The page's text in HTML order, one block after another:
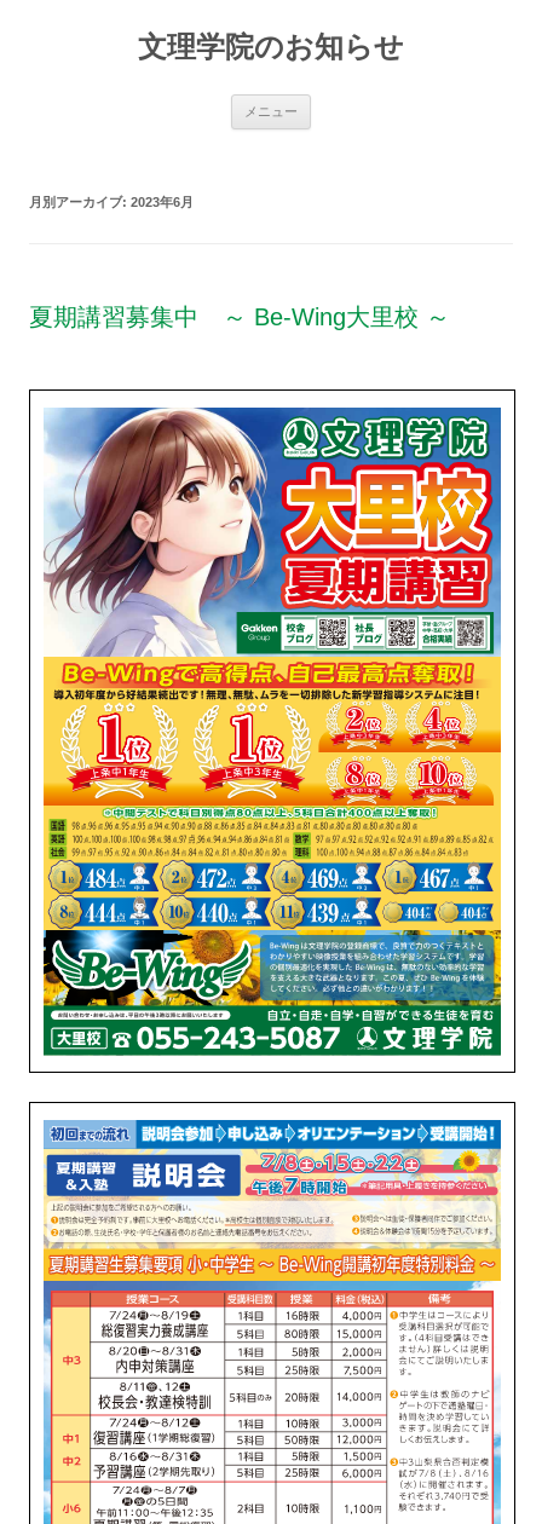
文理学院のお知らせ
メニュー
月別アーカイブ: 2023年6月
夏期講習募集中 ～ Be-Wing大里校 ～